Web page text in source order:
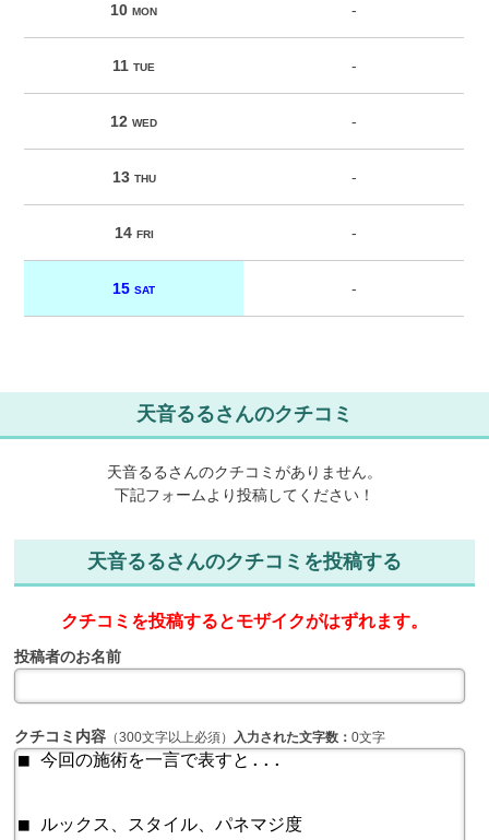
10MON -
11TUE -
12WED -
13 THU -
14 FRI -
15SAT -
天音るるさんのクチコミ
天音るるさんのクチコミがありません。
下記フォームより投稿してください！
天音るるさんのクチコミを投稿する
クチコミを投稿するとモザイクがはずれます。
投稿者のお名前
クチコミ内容 （300文字以上必須） 入力された文字数：0文字